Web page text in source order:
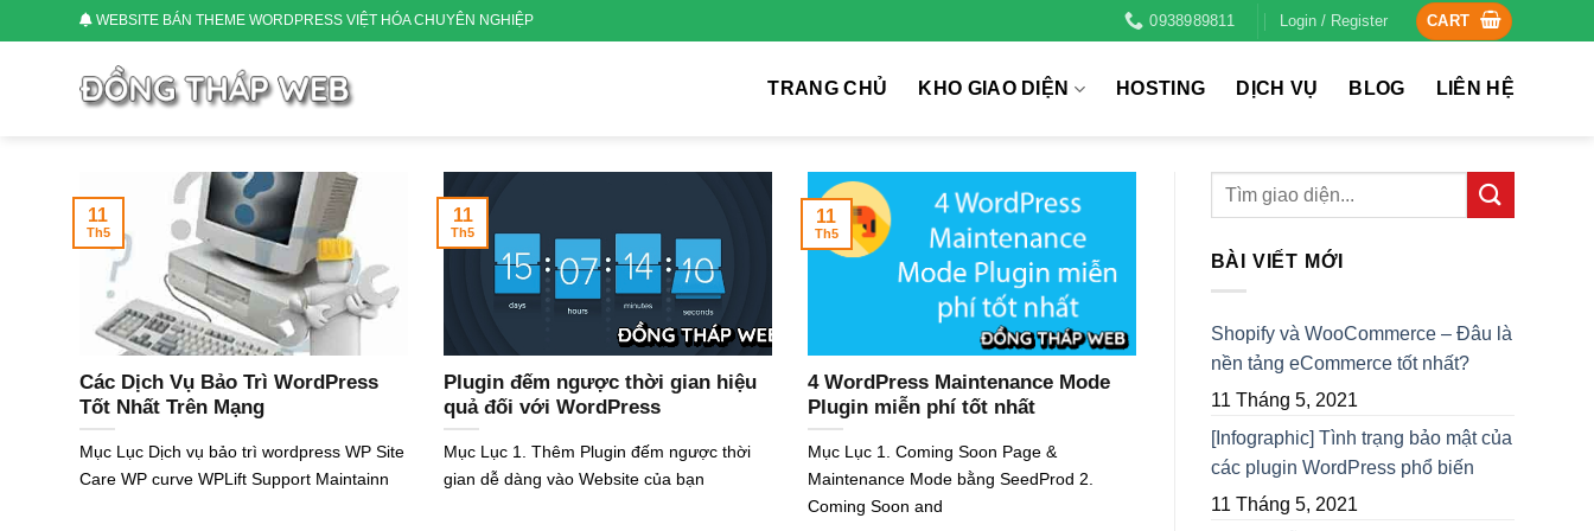
to
WEBSITE BÁN THEME WORDPRESS VIỆT HÓA CHUYÊN NGHIỆP 0938989811 Login / Register CART
TRANG CHỦ KHO GIAO DIỆN HOSTING DỊCH VỤ BLOG LIÊN HỆ
Các Dịch Vụ Bảo Trì WordPress
Tốt Nhất Trên Mạng
Mục Lục Dịch vụ bảo trì wordpress WP Site
Care WP curve WPLift Support Maintainn
11
Th5
Plugin đếm ngược thời gian hiệu
quả đối với WordPress
Mục Lục 1. Thêm Plugin đếm ngược thời
gian dễ dàng vào Website của bạn
11
Th5
4 WordPress Maintenance Mode
Plugin miễn phí tốt nhất
Mục Lục 1. Coming Soon Page &
Maintenance Mode bằng SeedProd 2.
Coming Soon and
11
Th5
BÀI VIẾT MỚI
Shopify và WooCommerce – Đâu là
nền tảng eCommerce tốt nhất?
11 Tháng 5, 2021
[Infographic] Tình trạng bảo mật của
các plugin WordPress phổ biến
11 Tháng 5, 2021